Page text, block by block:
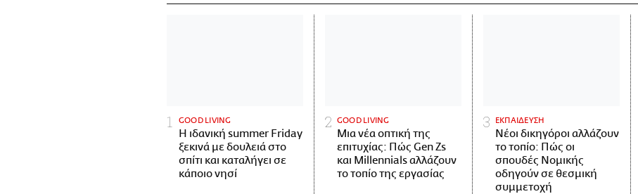
GOOD LIVING
Η ιδανική summer Friday
ξεκινά με δουλειά στο
σπίτι και καταλήγει σε
κάποιο νησί
GOOD LIVING
Μια νέα οπτική της
επιτυχίας: Πώς Gen Zs
και Millennials αλλάζουν
το τοπίο της εργασίας
ΕΚΠΑΙΔΕΥΣΗ
Νέοι δικηγόροι αλλάζουν
το τοπίο: Πώς οι
σπουδές Νομικής
οδηγούν σε θεσμική
συμμετοχή